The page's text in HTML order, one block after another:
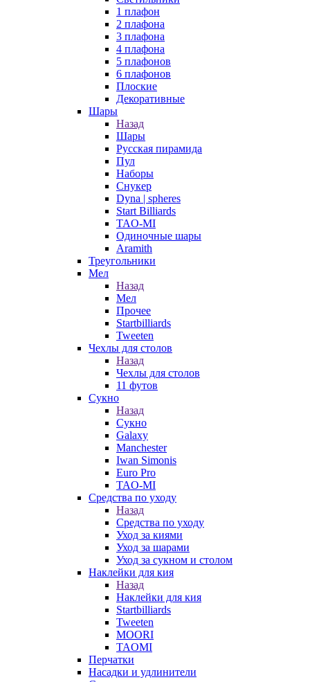
1 плафон
2 плафона
3 плафона
4 плафона
5 плафонов
6 плафонов
Плоские
Декоративные
Шары
Назад
Шары
Русская пирамида
Пул
Наборы
Снукер
Dyna | spheres
Start Billiards
TAO-MI
Одиночные шары
Aramith
Треугольники
Мел
Назад
Мел
Прочее
Startbilliards
Tweeten
Чехлы для столов
Назад
Чехлы для столов
11 футов
Сукно
Назад
Сукно
Galaxy
Manchester
Iwan Simonis
Euro Pro
TAO-MI
Средства по уходу
Назад
Средства по уходу
Уход за киями
Уход за шарами
Уход за сукном и столом
Наклейки для кия
Назад
Наклейки для кия
Startbilliards
Tweeten
MOORI
TAOMI
Перчатки
Насадки и удлинители